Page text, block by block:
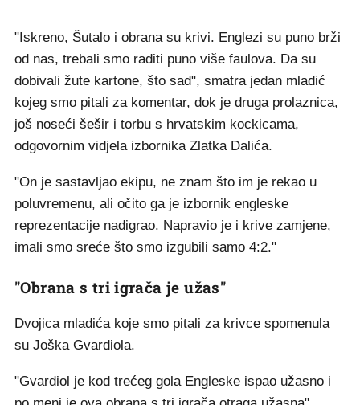
"Iskreno, Šutalo i obrana su krivi. Englezi su puno brži
od nas, trebali smo raditi puno više faulova. Da su
dobivali žute kartone, što sad", smatra jedan mladić
kojeg smo pitali za komentar, dok je druga prolaznica,
još noseći šešir i torbu s hrvatskim kockicama,
odgovornim vidjela izbornika Zlatka Dalića.
"On je sastavljao ekipu, ne znam što im je rekao u
poluvremenu, ali očito ga je izbornik engleske
reprezentacije nadigrao. Napravio je i krive zamjene,
imali smo sreće što smo izgubili samo 4:2."
"Obrana s tri igrača je užas"
Dvojica mladića koje smo pitali za krivce spomenula
su Joška Gvardiola.
"Gvardiol je kod trećeg gola Engleske ispao užasno i